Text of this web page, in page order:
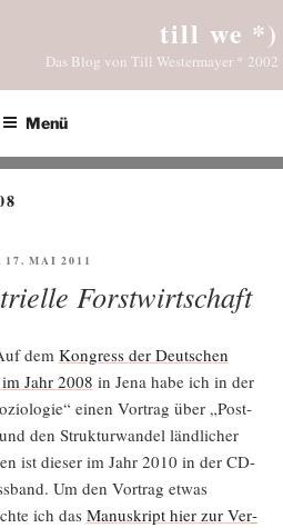
till we *)
Das Blog von Till Westermayer * 2002
Menü
17. MAI 2011
Forstwirtschaft
dem Kon­gress der Deut­schen
Jahr 2008 in Jena habe ich in der
einen Vor­trag über „Post­
den Struk­tur­wan­del länd­li­cher
ist die­ser im Jahr 2010 in der CD-
Um den Vor­trag etwas
ich das Manu­skript hier zur Ver­